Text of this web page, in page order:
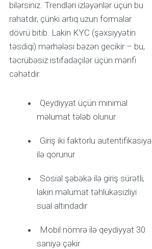
bilərsiniz. Trendləri izləyənlər üçün bu
rahatdır, çünki artıq uzun formalar
dövrü bitib. Lakin KYC (şəxsiyyətin
təsdiqi) mərhələsi bəzən gecikir – bu,
təcrübəsiz istifadəçilər üçün mənfi
cəhətdir.
Qeydiyyat üçün minimal
məlumat tələb olunur
Giriş iki faktorlu autentifikasiya
ilə qorunur
Sosial şəbəkə ilə giriş sürətli,
lakin məlumat təhlükəsizliyi
sual altındadır
Mobil nömrə ilə qeydiyyat 30
saniyə çəkir